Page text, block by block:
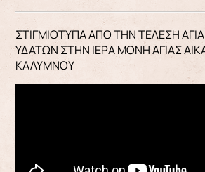
ΣΤΙΓΜΙΟΤΥΠΑ ΑΠΟ ΤΗΝ ΤΕΛΕΣΗ
ΥΔΑΤΩΝ ΣΤΗΝ ΙΕΡΑ ΜΟΝΗ ΑΓΙΑΣ
ΚΑΛΥΜΝΟΥ